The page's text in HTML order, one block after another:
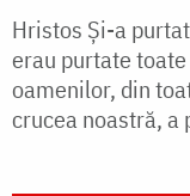
Hristos Și-a
erau purtate
oamenilor, din
crucea noastră, a